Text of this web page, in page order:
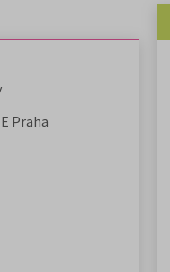
Praha